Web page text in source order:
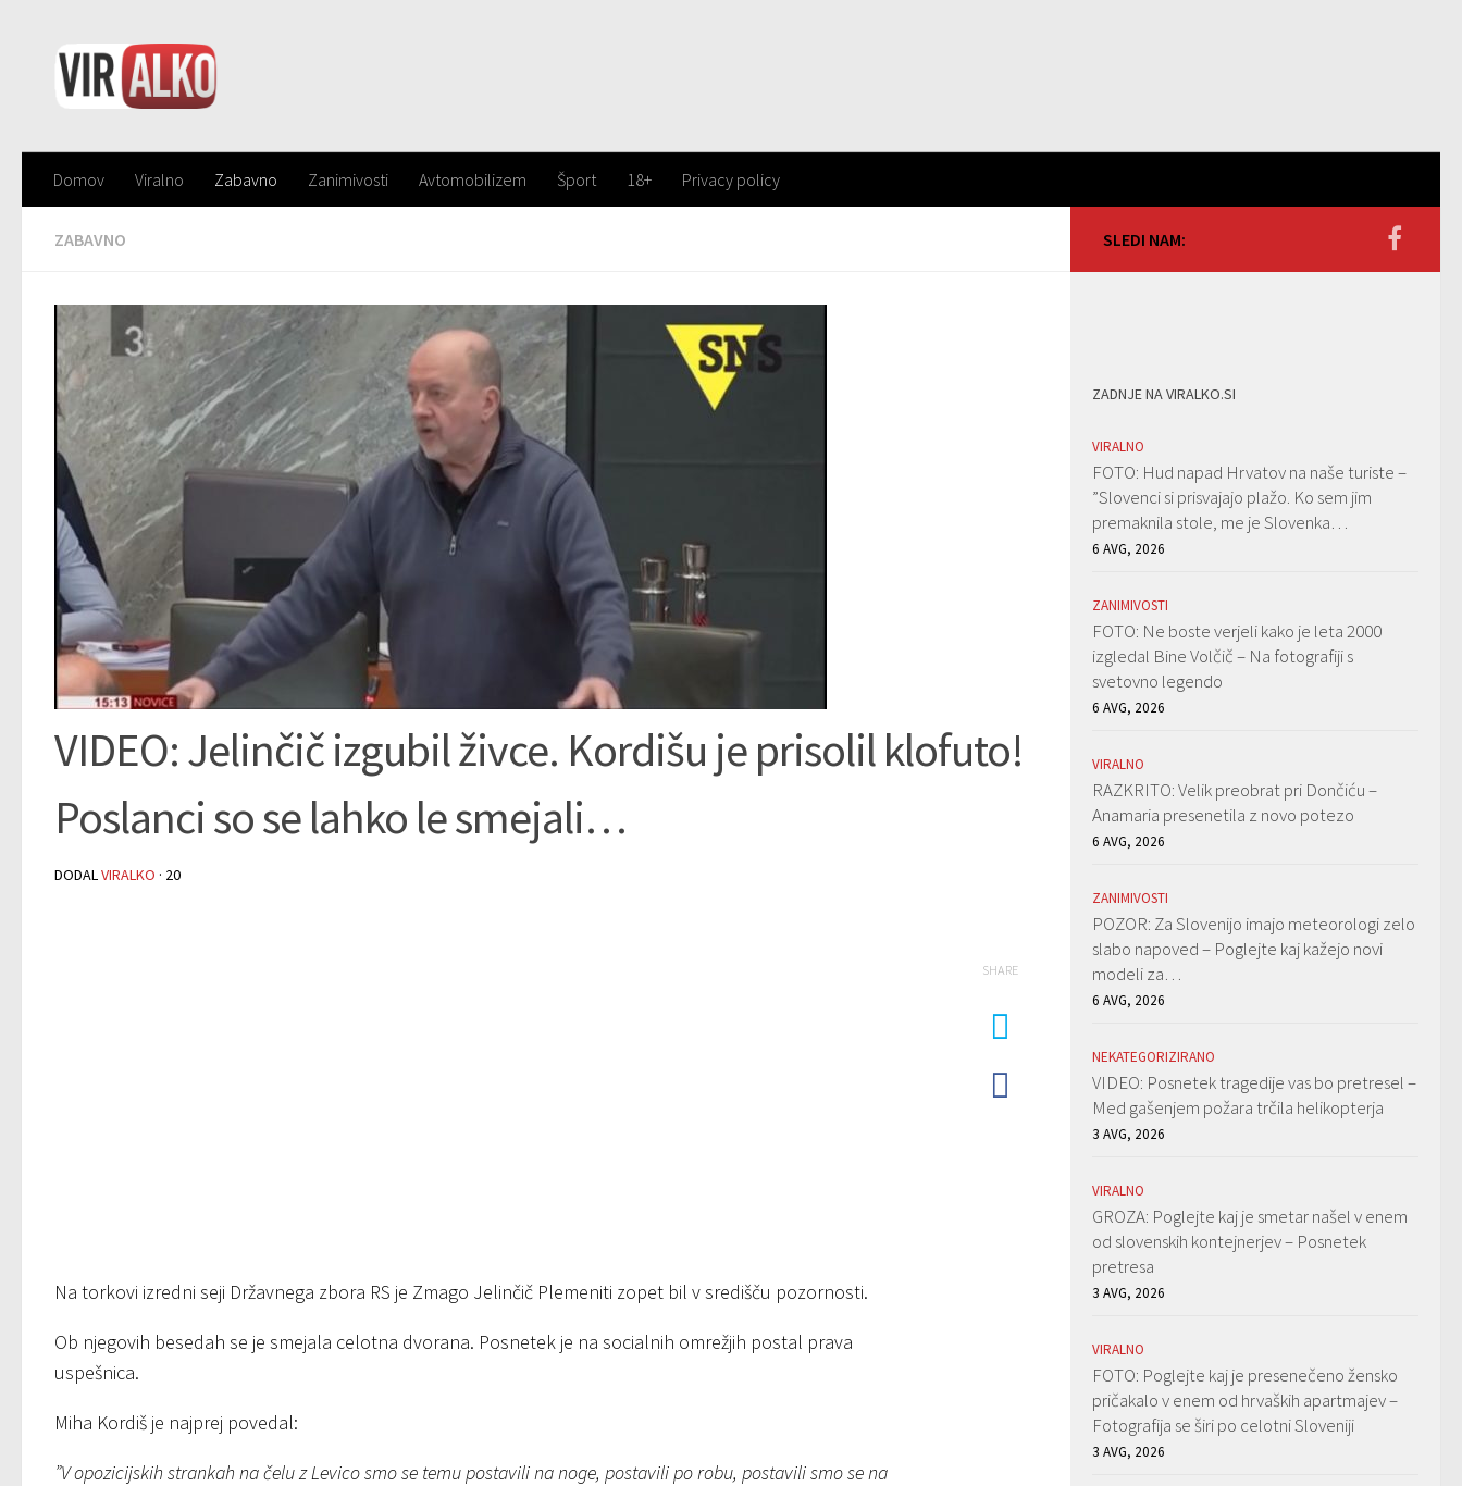
Domov Viralno Zabavno Zanimivosti Avtomobilizem Šport 18+ Privacy policy
ZABAVNO
VIDEO: Jelinčič izgubil živce. Kordišu je prisolil klofuto!
Poslanci so se lahko le smejali…
DODALVIRALKO · 20
Na torkovi izredni seji Državnega zbora RS je Zmago Jelinčič Plemeniti zopet bil v središču pozornosti.
Ob njegovih besedah se je smejala celotna dvorana. Posnetek je na socialnih omrežjih postal prava
uspešnica.
Miha Kordiš je najprej povedal:
”V opozicijskih strankah na čelu z Levico smo se temu postavili na noge, postavili po robu, postavili smo se na
SHARE
SLEDI NAM:
ZADNJE NA VIRALKO.SI
VIRALNO
FOTO: Hud napad Hrvatov na naše turiste –
”Slovenci si prisvajajo plažo. Ko sem jim
premaknila stole, me je Slovenka…
6 AVG, 2026
ZANIMIVOSTI
FOTO: Ne boste verjeli kako je leta 2000
izgledal Bine Volčič – Na fotografiji s
svetovno legendo
6 AVG, 2026
VIRALNO
RAZKRITO: Velik preobrat pri Dončiću –
Anamaria presenetila z novo potezo
6 AVG, 2026
ZANIMIVOSTI
POZOR: Za Slovenijo imajo meteorologi zelo
slabo napoved – Poglejte kaj kažejo novi
modeli za…
6 AVG, 2026
NEKATEGORIZIRANO
VIDEO: Posnetek tragedije vas bo pretresel –
Med gašenjem požara trčila helikopterja
3 AVG, 2026
VIRALNO
GROZA: Poglejte kaj je smetar našel v enem
od slovenskih kontejnerjev – Posnetek
pretresa
3 AVG, 2026
VIRALNO
FOTO: Poglejte kaj je presenečeno žensko
pričakalo v enem od hrvaških apartmajev –
Fotografija se širi po celotni Sloveniji
3 AVG, 2026